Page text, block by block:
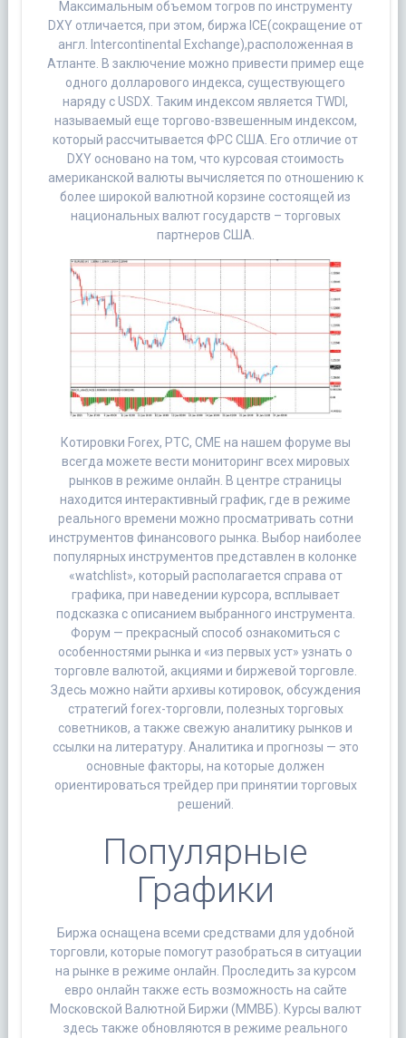
Максимальным объемом тогров по инструменту
DXY отличается, при этом, биржа ICE(сокращение от
англ. Intercontinental Exchange),расположенная в
Атланте. В заключение можно привести пример еще
одного долларового индекса, существующего
наряду с USDX. Таким индексом является TWDI,
называемый еще торгово-взвешенным индексом,
который рассчитывается ФРС США. Его отличие от
DXY основано на том, что курсовая стоимость
американской валюты вычисляется по отношению к
более широкой валютной корзине состоящей из
национальных валют государств – торговых
партнеров США.
Котировки Forex, РТС, CME на нашем форуме вы
всегда можете вести мониторинг всех мировых
рынков в режиме онлайн. В центре страницы
находится интерактивный график, где в режиме
реального времени можно просматривать сотни
инструментов финансового рынка. Выбор наиболее
популярных инструментов представлен в колонке
«watchlist», который располагается справа от
графика, при наведении курсора, всплывает
подсказка с описанием выбранного инструмента.
Форум — прекрасный способ ознакомиться с
особенностями рынка и «из первых уст» узнать о
торговле валютой, акциями и биржевой торговле.
Здесь можно найти архивы котировок, обсуждения
стратегий forex-торговли, полезных торговых
советников, а также свежую аналитику рынков и
ссылки на литературу. Аналитика и прогнозы — это
основные факторы, на которые должен
ориентироваться трейдер при принятии торговых
решений.
Популярные
Графики
Биржа оснащена всеми средствами для удобной
торговли, которые помогут разобраться в ситуации
на рынке в режиме онлайн. Проследить за курсом
евро онлайн также есть возможность на сайте
Московской Валютной Биржи (ММВБ). Курсы валют
здесь также обновляются в режиме реального